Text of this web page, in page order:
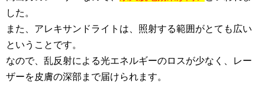
した。
また、アレキサンドライトは、照射する範囲がとても広い
ということです。
なので、乱反射による光エネルギーのロスが少なく、レー
ザーを皮膚の深部まで届けられます。